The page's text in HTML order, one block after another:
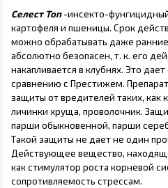
Селест Топ-инсекто-
картофеля и пшеницы. Срок
можно обрабатывать даже
абсолютно безопасен, т. к. его
накапливается в клубнях. Это
сравнению с Престижем.
защиты от вредителей таких, как
личинки хруща, проволочник.
парши обыкновенной, парши
Такой защиты не дает не один
Действующее вещество,
как стимулятор роста корневой
сопротивляемость стрессам.